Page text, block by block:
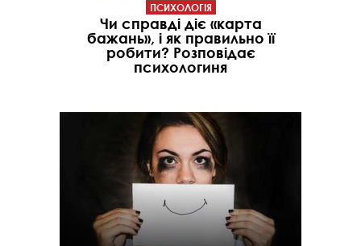
ПСИХОЛОГІЯ
Чи справді діє «карта
бажань», і як правильно її
робити? Розповідає
психологиня